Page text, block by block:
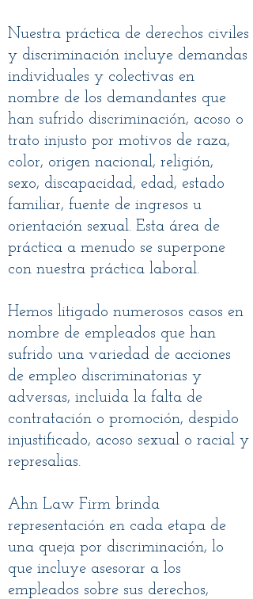
Nuestra práctica de derechos civiles
y discriminación incluye demandas
individuales y colectivas en
nombre de los demandantes que
han sufrido discriminación, acoso o
trato injusto por motivos de raza,
color, origen nacional, religión,
sexo, discapacidad, edad, estado
familiar, fuente de ingresos u
orientación sexual. Esta área de
práctica a menudo se superpone
con nuestra práctica laboral.
Hemos litigado numerosos casos en
nombre de empleados que han
sufrido una variedad de acciones
de empleo discriminatorias y
adversas, incluida la falta de
contratación o promoción, despido
injustificado, acoso sexual o racial y
represalias.
Ahn Law Firm brinda
representación en cada etapa de
una queja por discriminación, lo
que incluye asesorar a los
empleados sobre sus derechos,